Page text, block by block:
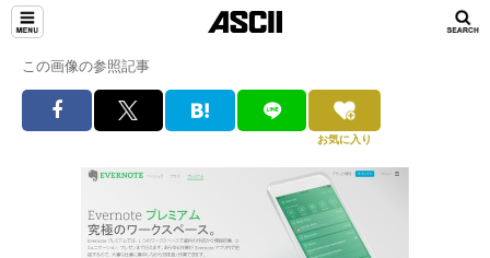
この画像の参照記事
お気に入り